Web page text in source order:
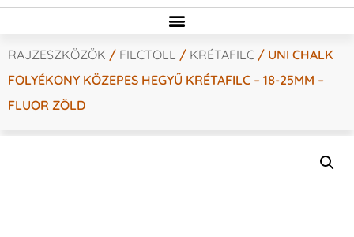
RAJZESZKÖZÖK / FILCTOLL / KRÉTAFILC / UNI CHALK
FOLYÉKONY KÖZEPES HEGYŰ KRÉTAFILC – 18-25MM –
FLUOR ZÖLD